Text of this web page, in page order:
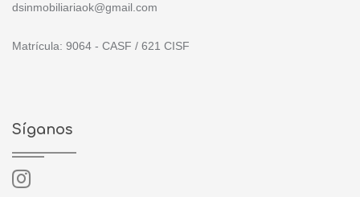
dsinmobiliariaok@gmail.com
Matrícula: 9064 - CASF / 621 CISF
Síganos